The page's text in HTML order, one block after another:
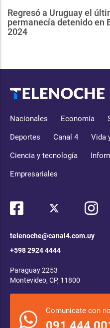
Regresó a Uruguay el
permanecía detenido en
2024
Nacionales Economía
Deportes Canal 4 Vida
Ciencia y tecnología
Empresariales
telenoche@canal4.com.uy
+598 2924 4444
Paraguay 2253
Montevideo, CP, 11800
Comunicate con